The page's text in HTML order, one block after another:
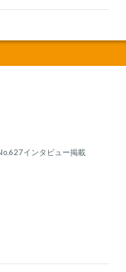
インタビュー掲載